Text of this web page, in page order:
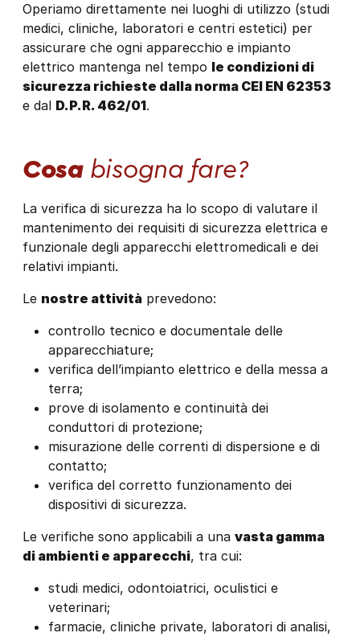
Operiamo direttamente nei luoghi di utilizzo (studi
medici, cliniche, laboratori e centri estetici) per
assicurare che ogni apparecchio e impianto
elettrico mantenga nel tempo le condizioni di
sicurezza richieste dalla norma CEI EN 62353
e dal D.P.R. 462/01.
Cosabisogna fare?
La verifica di sicurezza ha lo scopo di valutare il
mantenimento dei requisiti di sicurezza elettrica e
funzionale degli apparecchi elettromedicali e dei
relativi impianti.
Le nostre attività prevedono:
controllo tecnico e documentale delle
apparecchiature;
verifica dell’impianto elettrico e della messa a
terra;
prove di isolamento e continuità dei
conduttori di protezione;
misurazione delle correnti di dispersione e di
contatto;
verifica del corretto funzionamento dei
dispositivi di sicurezza.
Le verifiche sono applicabili a una vasta gamma
di ambienti e apparecchi, tra cui:
studi medici, odontoiatrici, oculistici e
veterinari;
farmacie, cliniche private, laboratori di analisi,